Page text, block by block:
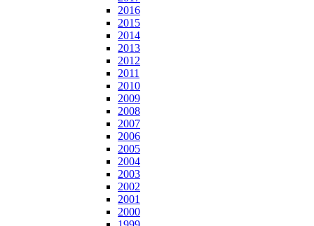
2016
2015
2014
2013
2012
2011
2010
2009
2008
2007
2006
2005
2004
2003
2002
2001
2000